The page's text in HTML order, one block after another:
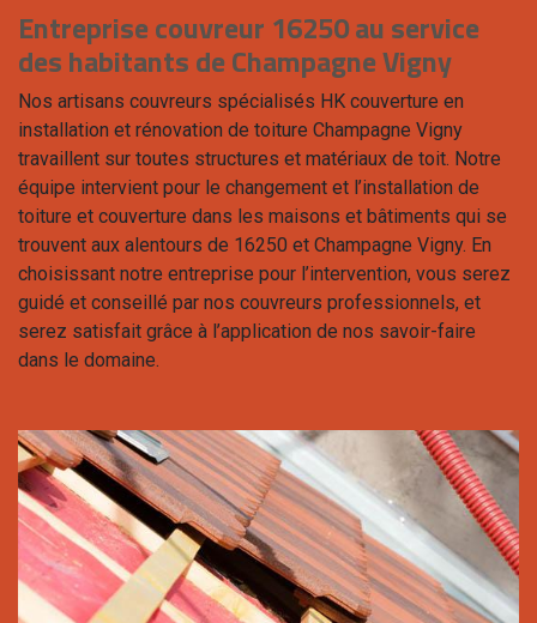
Entreprise couvreur 16250 au service
des habitants de Champagne Vigny
Nos artisans couvreurs spécialisés HK couverture en
installation et rénovation de toiture Champagne Vigny
travaillent sur toutes structures et matériaux de toit. Notre
équipe intervient pour le changement et l’installation de
toiture et couverture dans les maisons et bâtiments qui se
trouvent aux alentours de 16250 et Champagne Vigny. En
choisissant notre entreprise pour l’intervention, vous serez
guidé et conseillé par nos couvreurs professionnels, et
serez satisfait grâce à l’application de nos savoir-faire
dans le domaine.